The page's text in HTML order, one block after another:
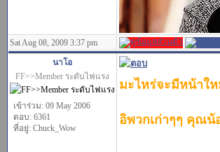
Sat Aug 08, 2009 3:37 pm
นาโอ
FF>>Member ระดับไฟแรง
เข้าร่วม: 09 May 2006
ตอบ: 6361
ที่อยู่: Chuck_Wow
มะไหร่จะมีหน้าใ
อิพวกเก่าๆๆ คุณน้